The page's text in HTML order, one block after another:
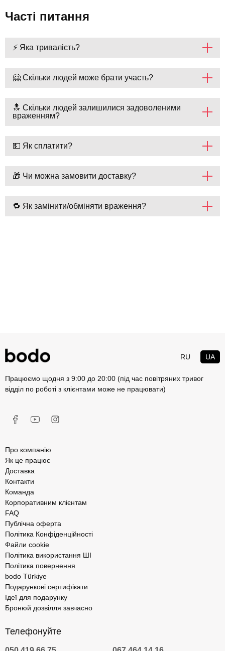
Часті питання
⚡ Яка тривалість?
🤗 Скільки людей може брати участь?
🔝 Скільки людей залишилися задоволеними
враженням?
💵 Як сплатити?
🎁 Чи можна замовити доставку?
🔁 Як замінити/обміняти враження?
RU UA
Працюємо щодня з 9:00 до 20:00 (під час повітряних тривог
відділ по роботі з клієнтами може не працювати)
Про компанію
Як це працює
Доставка
Контакти
Команда
Корпоративним клієнтам
FAQ
Публічна оферта
Політика Конфіденційності
Файли cookie
Політика використання ШІ
Політика повернення
bodo Türkiye
Подарункові сертифікати
Ідеї для подарунку
Бронюй дозвілля завчасно
Телефонуйте